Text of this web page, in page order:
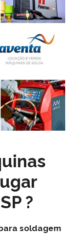
?
soldagem